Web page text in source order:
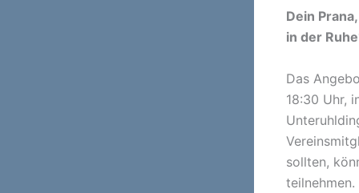
Dein
in der
Das
18:30 Uhr,
sollten,
teilnehmen.